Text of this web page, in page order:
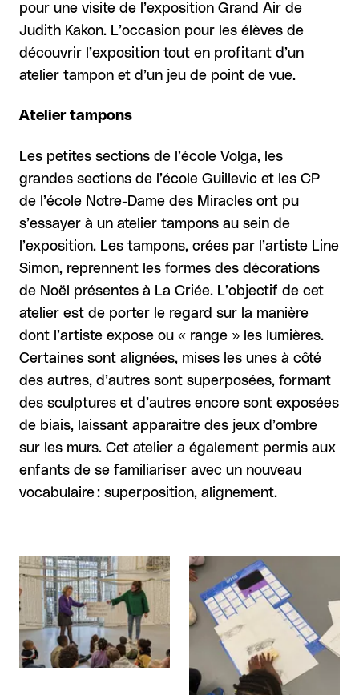
pour une visite de l’exposition Grand Air de
Judith Kakon. L’occasion pour les élèves de
découvrir l’exposition tout en profitant d’un
atelier tampon et d’un jeu de point de vue.
Atelier tampons
Les petites sections de l’école Volga, les
grandes sections de l’école Guillevic et les CP
de l’école Notre-Dame des Miracles ont pu
s’essayer à un atelier tampons au sein de
l’exposition. Les tampons, crées par l’artiste Line
Simon, reprennent les formes des décorations
de Noël présentes à La Criée. L’objectif de cet
atelier est de porter le regard sur la manière
dont l’artiste expose ou « range » les lumières.
Certaines sont alignées, mises les unes à côté
des autres, d’autres sont superposées, formant
des sculptures et d’autres encore sont exposées
de biais, laissant apparaitre des jeux d’ombre
sur les murs. Cet atelier a également permis aux
enfants de se familiariser avec un nouveau
vocabulaire : superposition, alignement.
Agrandir Agrandir